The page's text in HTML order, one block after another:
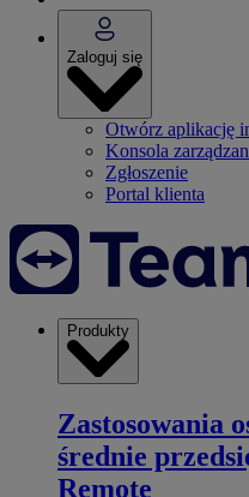
Zaloguj się
Otwórz aplikację
Konsola
Zgłoszenie
Portal klienta
Produkty
Zastosowania
średnie
Remote